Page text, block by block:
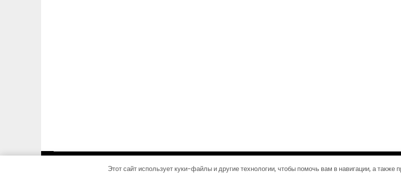
©2026 Журналы путешествий| Дизайн:Газетная
Этот сайт использует куки-файлы и другие технологии, чтобы помочь вам в навигации, а также